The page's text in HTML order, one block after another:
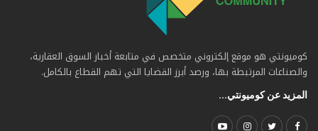
كوميونتي هو موقع إلكتروني متخصص في متابعة أخبار السوق العقارية،
والصناعات المرتبطة بها، ورصد أبرز القضايا التي تهم القطاع بالكامل.
المزيد عن كوميونتي...